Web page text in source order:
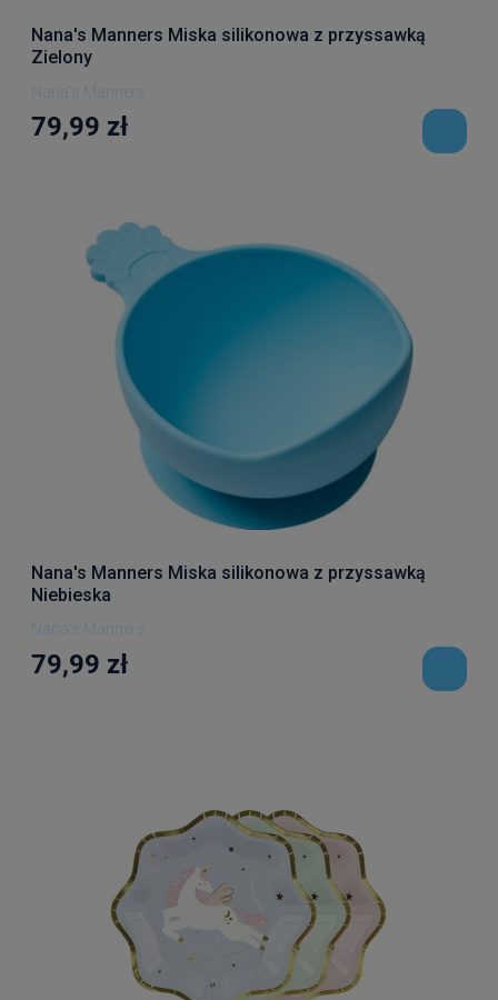
Nana's Manners Miska silikonowa z przyssawką
Zielony
Nana's Manners
79,99 zł
Nana's Manners Miska silikonowa z przyssawką
Niebieska
Nana's Manners
79,99 zł